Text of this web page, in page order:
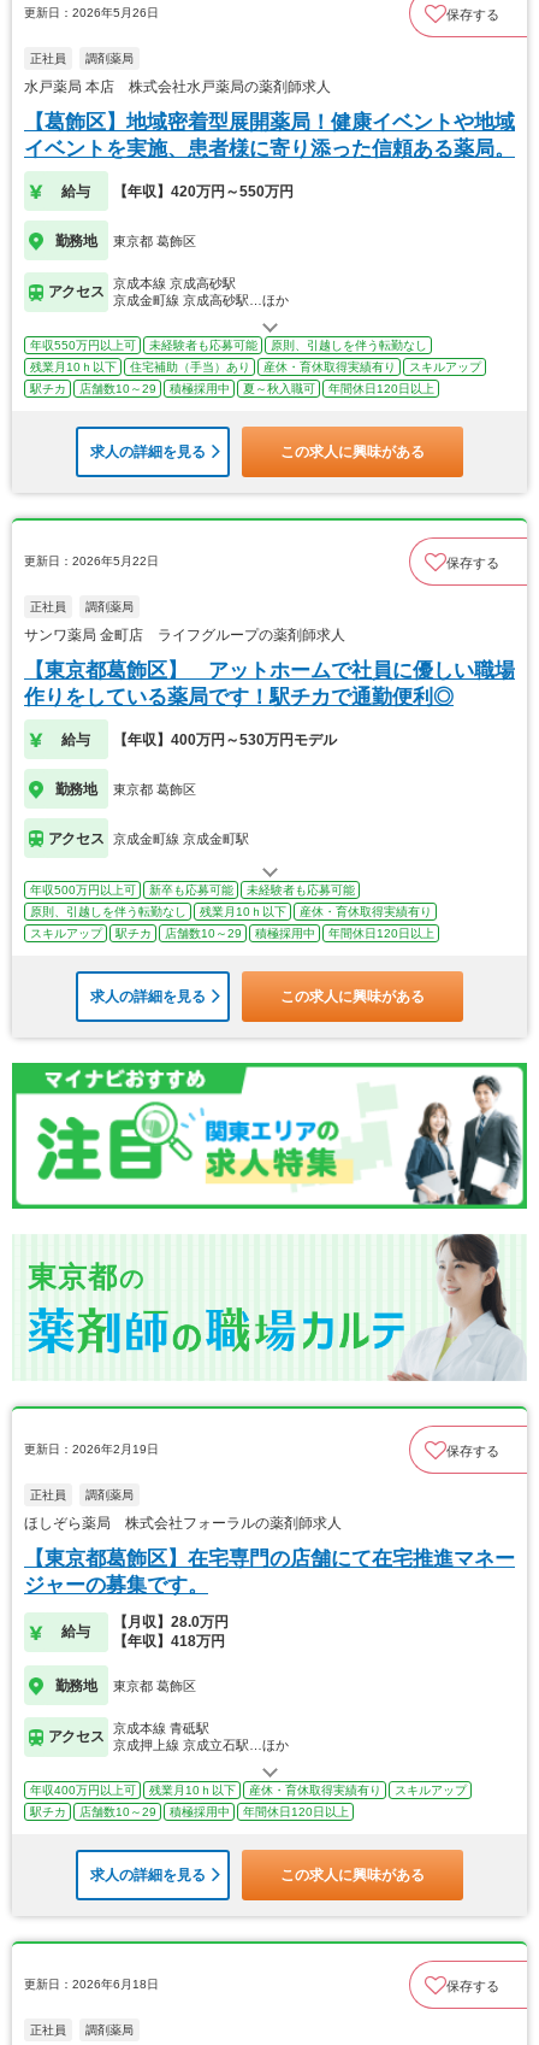
更新日：2026年5月26日 保存する
正社員 調剤薬局
水戸薬局 本店 株式会社水戸薬局の薬剤師求人
【葛飾区】地域密着型展開薬局！健康イベントや地域
イベントを実施、患者様に寄り添った信頼ある薬局。
給与 【年収】420万円～550万円
勤務地 東京都 葛飾区
アクセス
京成本線 京成高砂駅
京成金町線 京成高砂駅…ほか
年収550万円以上可 未経験者も応募可能
原則、引越しを伴う転勤なし
残業月10ｈ以下
住宅補助（手当）あり 産休・育休取得実績有り
スキルアップ
駅チカ
店舗数10～29 積極採用中 夏～秋入職可 年間休日120日以上
求人の詳細を見る この求人に興味がある
更新日：2026年5月22日 保存する
正社員 調剤薬局
サンワ薬局 金町店 ライフグループの薬剤師求人
【東京都葛飾区】 アットホームで社員に優しい職場
作りをしている薬局です！駅チカで通勤便利◎
給与 【年収】400万円～530万円モデル
勤務地 東京都 葛飾区
アクセス 京成金町線 京成金町駅
年収500万円以上可 新卒も応募可能
未経験者も応募可能
原則、引越しを伴う転勤なし
残業月10ｈ以下
産休・育休取得実績有り
スキルアップ
駅チカ 店舗数10～29 積極採用中 年間休日120日以上
求人の詳細を見る この求人に興味がある
東京都の
更新日：2026年2月19日 保存する
正社員 調剤薬局
ほしぞら薬局 株式会社フォーラルの薬剤師求人
【東京都葛飾区】在宅専門の店舗にて在宅推進マネー
ジャーの募集です。
給与
【月収】28.0万円
【年収】418万円
勤務地 東京都 葛飾区
アクセス
京成本線 青砥駅
京成押上線 京成立石駅…ほか
年収400万円以上可 残業月10ｈ以下 産休・育休取得実績有り
スキルアップ
駅チカ
店舗数10～29 積極採用中 年間休日120日以上
求人の詳細を見る この求人に興味がある
更新日：2026年6月18日 保存する
正社員 調剤薬局